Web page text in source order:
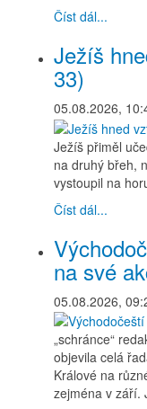
Číst dál...
Ježíš
33)
05.08.2026,
Ježíš přiměl
na druhý břeh,
vystoupil na
Číst dál...
na své
05.08.2026,
„schránce“
objevila celá
Králové na
zejména v září.